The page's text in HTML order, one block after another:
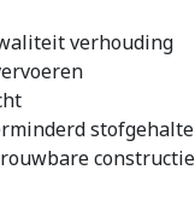
verhouding
stofgehalte
constructie